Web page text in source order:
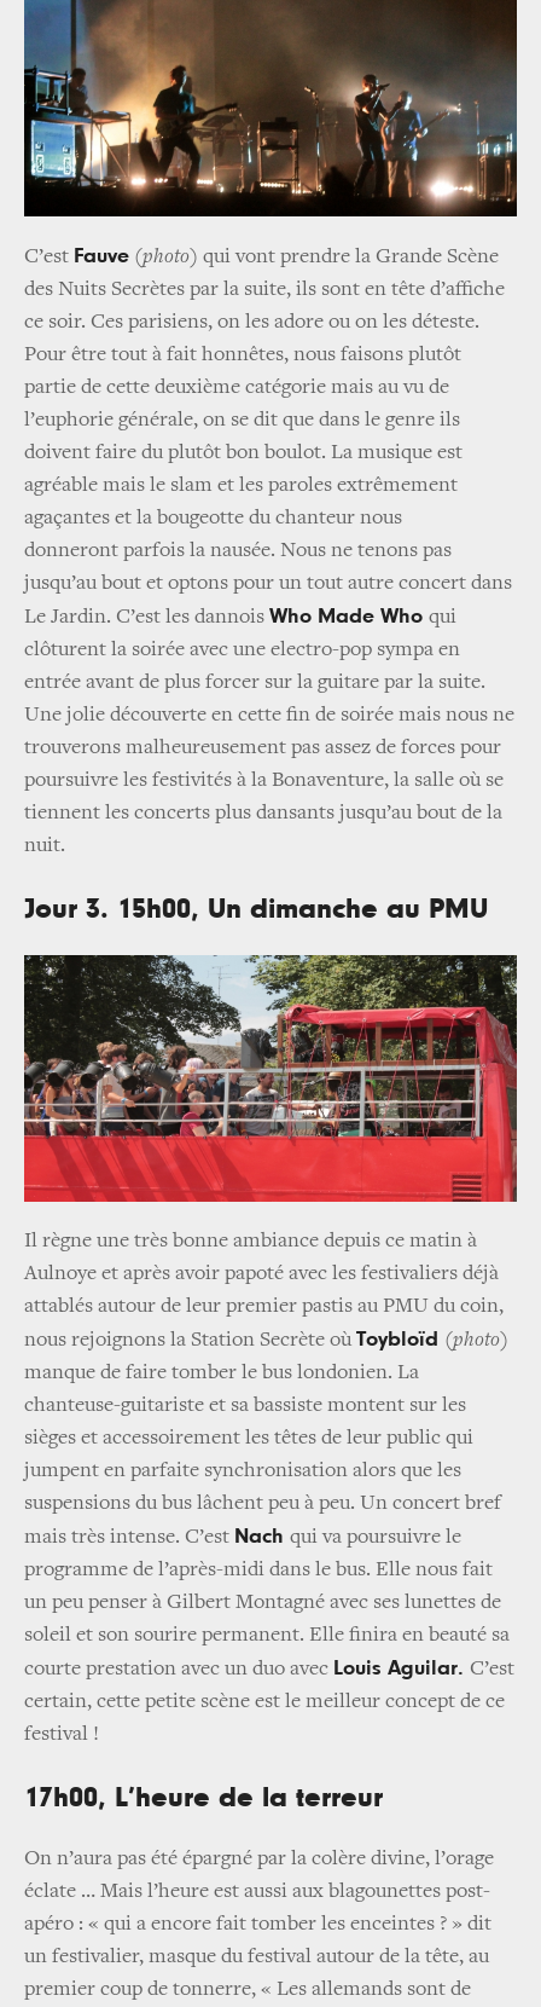
C’est Fauve (photo) qui vont prendre la Grande Scène
des Nuits Secrètes par la suite, ils sont en tête d’affiche
ce soir. Ces parisiens, on les adore ou on les déteste.
Pour être tout à fait honnêtes, nous faisons plutôt
partie de cette deuxième catégorie mais au vu de
l’euphorie générale, on se dit que dans le genre ils
doivent faire du plutôt bon boulot. La musique est
agréable mais le slam et les paroles extrêmement
agaçantes et la bougeotte du chanteur nous
donneront parfois la nausée. Nous ne tenons pas
jusqu’au bout et optons pour un tout autre concert dans
Le Jardin. C’est les dannois Who Made Who qui
clôturent la soirée avec une electro-pop sympa en
entrée avant de plus forcer sur la guitare par la suite.
Une jolie découverte en cette fin de soirée mais nous ne
trouverons malheureusement pas assez de forces pour
poursuivre les festivités à la Bonaventure, la salle où se
tiennent les concerts plus dansants jusqu’au bout de la
nuit.
Jour 3. 15h00, Un dimanche au PMU
Il règne une très bonne ambiance depuis ce matin à
Aulnoye et après avoir papoté avec les festivaliers déjà
attablés autour de leur premier pastis au PMU du coin,
nous rejoignons la Station Secrète oùToybloïd (photo)
manque de faire tomber le bus londonien. La
chanteuse-guitariste et sa bassiste montent sur les
sièges et accessoirement les têtes de leur public qui
jumpent en parfaite synchronisation alors que les
suspensions du bus lâchent peu à peu. Un concert bref
mais très intense. C’est Nach qui va poursuivre le
programme de l’après-midi dans le bus. Elle nous fait
un peu penser à Gilbert Montagné avec ses lunettes de
soleil et son sourire permanent. Elle finira en beauté sa
courte prestation avec un duo avec Louis Aguilar. C’est
certain, cette petite scène est le meilleur concept de ce
festival !
17h00, L’heure de la terreur
On n’aura pas été épargné par la colère divine, l’orage
éclate … Mais l’heure est aussi aux blagounettes post-
apéro : « qui a encore fait tomber les enceintes ? » dit
un festivalier, masque du festival autour de la tête, au
premier coup de tonnerre, « Les allemands sont de